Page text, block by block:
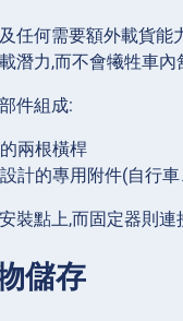
任何需要額外載貨
潛力,而不會犧牲車內
件組成:
兩根橫桿
計的專用附件(自行
裝點上,而固定器則
儲存